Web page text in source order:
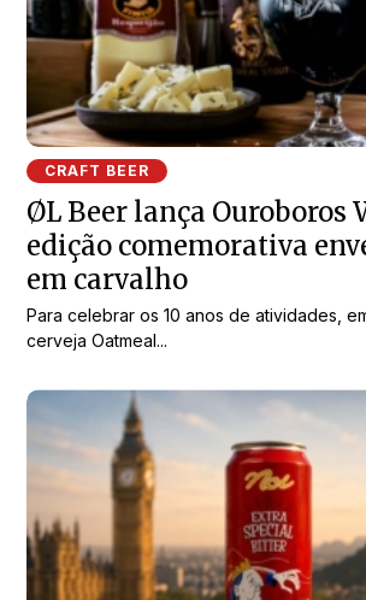
CRAFT BEER
ØL Beer lança Ouroboros
edição comemorativa
em carvalho
Para celebrar os 10 anos de atividades,
cerveja Oatmeal...